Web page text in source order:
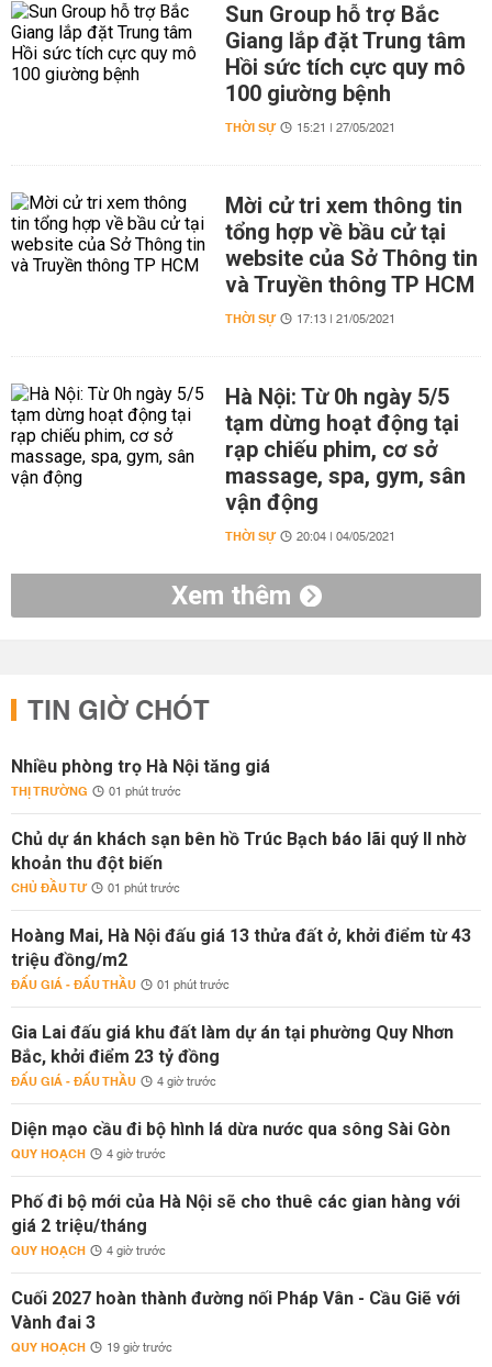
Sun Group hỗ trợ Bắc
Giang lắp đặt Trung tâm
Hồi sức tích cực quy mô
100 giường bệnh
THỜI SỰ 15:21 | 27/05/2021
Mời cử tri xem thông tin
tổng hợp về bầu cử tại
website của Sở Thông tin
và Truyền thông TP HCM
THỜI SỰ 17:13 | 21/05/2021
Hà Nội: Từ 0h ngày 5/5
tạm dừng hoạt động tại
rạp chiếu phim, cơ sở
massage, spa, gym, sân
vận động
THỜI SỰ 20:04 | 04/05/2021
Xem thêm
TIN GIỜ CHÓT
Nhiều phòng trọ Hà Nội tăng giá
THỊ TRƯỜNG 01 phút trước
Chủ dự án khách sạn bên hồ Trúc Bạch báo lãi quý II nhờ
khoản thu đột biến
CHỦ ĐẦU TƯ 01 phút trước
Hoàng Mai, Hà Nội đấu giá 13 thửa đất ở, khởi điểm từ 43
triệu đồng/m2
ĐẤU GIÁ - ĐẤU THẦU 01 phút trước
Gia Lai đấu giá khu đất làm dự án tại phường Quy Nhơn
Bắc, khởi điểm 23 tỷ đồng
ĐẤU GIÁ - ĐẤU THẦU 4 giờ trước
Diện mạo cầu đi bộ hình lá dừa nước qua sông Sài Gòn
QUY HOẠCH 4 giờ trước
Phố đi bộ mới của Hà Nội sẽ cho thuê các gian hàng với
giá 2 triệu/tháng
QUY HOẠCH 4 giờ trước
Cuối 2027 hoàn thành đường nối Pháp Vân - Cầu Giẽ với
Vành đai 3
QUY HOẠCH 19 giờ trước